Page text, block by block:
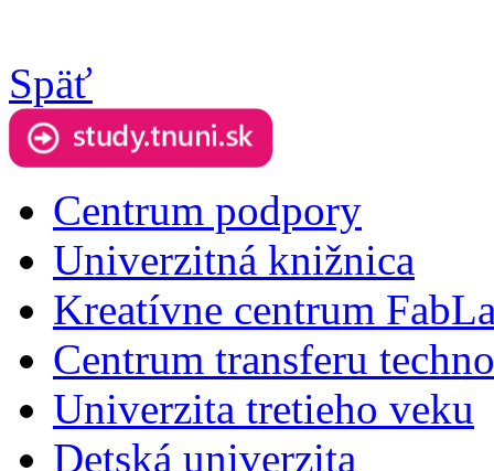
Späť
Centrum podpory
Univerzitná knižnica
Kreatívne centrum
Centrum transferu
Univerzita tretieho veku
Detská univerzita